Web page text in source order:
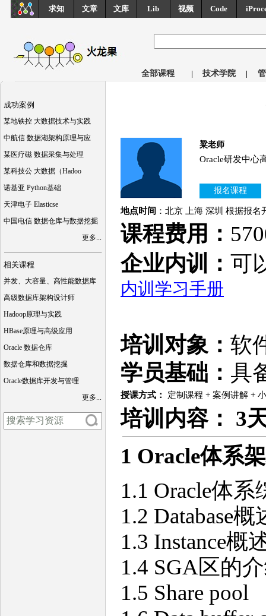
求知 文章 文库 Lib 视频 Code
全部课程 | 技术学院 |
成功案例
某地铁控 大数据技术与实践
中航信 数据湖架构原理与应
某医疗磁 数据采集与处理
某科技公 大数据（Hadoo
诺基亚 Python基础
天津电子 Elasticse
中国电信 数据仓库与数据挖掘
更多...
相关课程
并发、大容量、高性能数据库
高级数据库架构设计师
Hadoop原理与实践
HBase原理与高级应用
Oracle 数据仓库
数据仓库和数据挖掘
Oracle数据库开发与管理
更多...
粱老师
Oracle研发中心
报名课程
地点时间 ：北京 上海 深圳 根据报名
课程费用：
企业内训： 可
内训学习手册
培训对象： 软
学员基础： 具
授课方式： 定制课程 + 案例讲解 +
培训 内容： 3
1 Oracle体系
1.1 Oracle体系
1.2 Database概
1.3 Instance概
1.4 SGA区的
1.5 Share pool